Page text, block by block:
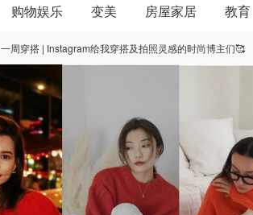
购物娱乐 变美 房屋家居 教育
一周穿搭 | Instagram给我穿搭及拍照灵感的时尚博主们🥰